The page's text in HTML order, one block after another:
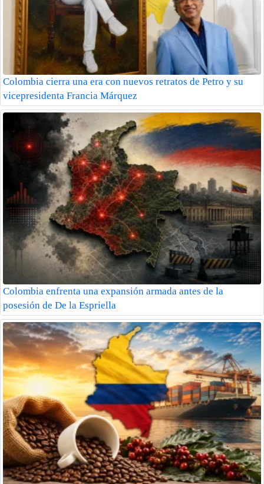
Colombia cierra una era con nuevos retratos de Petro y su
vicepresidenta Francia Márquez
Colombia enfrenta una expansión armada antes de la
posesión de De la Espriella